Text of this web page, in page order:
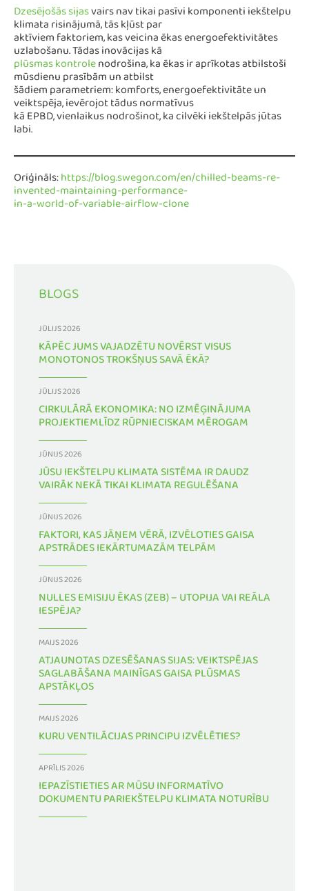
BLOGS
JŪLIJS 2026
KĀPĒC JUMS VAJADZĒTU NOVĒRST VISUS
MONOTONOS TROKŠŅUS SAVĀ ĒKĀ?
JŪLIJS 2026
CIRKULĀRĀ EKONOMIKA: NO IZMĒĢINĀJUMA
PROJEKTIEMLĪDZ RŪPNIECISKAM MĒROGAM
JŪNIJS 2026
JŪSU IEKŠTELPU KLIMATA SISTĒMA IR DAUDZ
VAIRĀK NEKĀ TIKAI KLIMATA REGULĒŠANA
JŪNIJS 2026
FAKTORI, KAS JĀŅEM VĒRĀ, IZVĒLOTIES GAISA
APSTRĀDES IEKĀRTUMAZĀM TELPĀM
JŪNIJS 2026
NULLES EMISIJU ĒKAS (ZEB) – UTOPIJA VAI REĀLA
IESPĒJA?
MAIJS 2026
ATJAUNOTAS DZESĒŠANAS SIJAS: VEIKTSPĒJAS
SAGLABĀŠANA MAINĪGAS GAISA PLŪSMAS
APSTĀKĻOS
MAIJS 2026
KURU VENTILĀCIJAS PRINCIPU IZVĒLĒTIES?
APRĪLIS 2026
IEPAZĪSTIETIES AR MŪSU INFORMATĪVO
DOKUMENTU PARIEKŠTELPU KLIMATA NOTURĪBU
Dzesējošās sijasvairs nav tikai pasīvi komponenti iekštelpu
klimata risinājumā, tās kļūst par
aktīviem faktoriem, kas veicina ēkas energoefektivitātes
uzlabošanu. Tādas inovācijas kā
plūsmas kontrolenodrošina, ka ēkas ir aprīkotas atbilstoši
mūsdienu prasībām un atbilst
šādiem parametriem: komforts, energoefektivitāte un
veiktspēja, ievērojot tādus normatīvus
kā EPBD, vienlaikus nodrošinot, ka cilvēki iekštelpās jūtas
labi.
Oriģināls:https://blog.swegon.com/en/chilled-beams-re-
invented-maintaining-performance-
in-a-world-of-variable-airflow-clone